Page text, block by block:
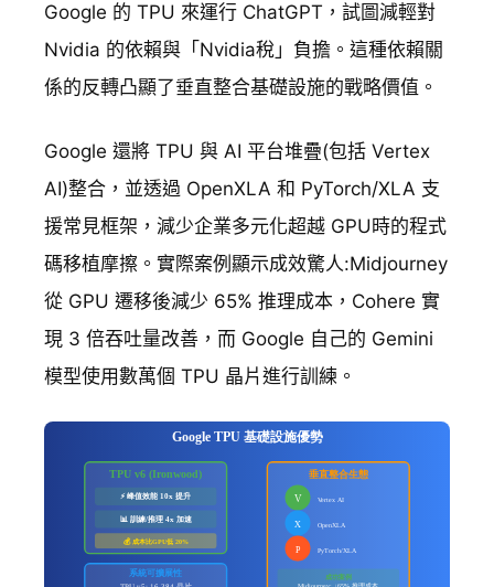
Google 的 TPU 來運行 ChatGPT，試圖減輕對
Nvidia 的依賴與「Nvidia稅」負擔。這種依賴關
係的反轉凸顯了垂直整合基礎設施的戰略價值。
Google 還將 TPU 與 AI 平台堆疊(包括 Vertex
AI)整合，並透過 OpenXLA 和 PyTorch/XLA 支
援常見框架，減少企業多元化超越 GPU時的程式
碼移植摩擦。實際案例顯示成效驚人:Midjourney
從 GPU 遷移後減少 65% 推理成本，Cohere 實
現 3 倍吞吐量改善，而 Google 自己的 Gemini
模型使用數萬個 TPU 晶片進行訓練。